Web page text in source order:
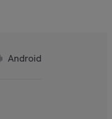
Android